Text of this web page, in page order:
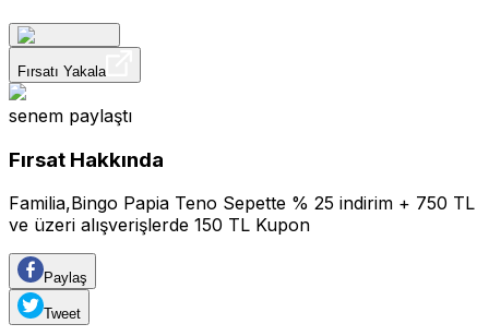
Fırsatı Yakala
senem paylaştı
Fırsat Hakkında
Familia,Bingo Papia Teno Sepette % 25 indirim + 750 TL
ve üzeri alışverişlerde 150 TL Kupon
Paylaş
Tweet